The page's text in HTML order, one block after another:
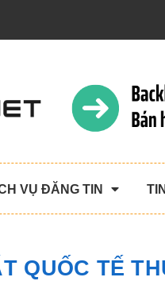
VỤ ĐĂNG TIN
QUỐC TẾ